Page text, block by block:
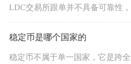
稳定币是哪个国家的